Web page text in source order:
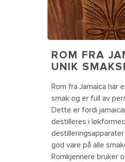
ROM FRA
UNIK
Rom fra Jamaica har
smak og er full av
Dette er fordi
destilleres i
god vare på alle
Romkjennere bruker